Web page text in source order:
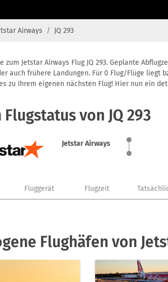
Airways JQ 293
zum Jetstar Airways Flug JQ 293. Geplante
auch frühere Landungen. Für 0 Flug/Flüge liegt
zu Ihrem eigenen nächsten Flug! Hier nun ein
von JQ 293
Jetstar Airways
Fluggerät Flugzeit
Flughäfen von